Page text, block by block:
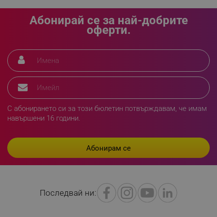
Абонирай се за най-добрите
оферти.
С абонирането си за този бюлетин потвърждавам, че имам
навършени 16 години.
Последвай ни:
LaSID